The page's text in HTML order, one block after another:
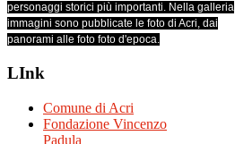
personaggi storici più importanti. Nella galleria
immagini sono pubblicate le foto di Acri, dai
panorami alle foto foto d'epoca.
LInk
Comune di Acri
Fondazione Vincenzo
Padula